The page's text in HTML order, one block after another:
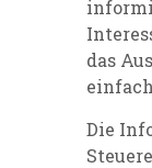
das
Die